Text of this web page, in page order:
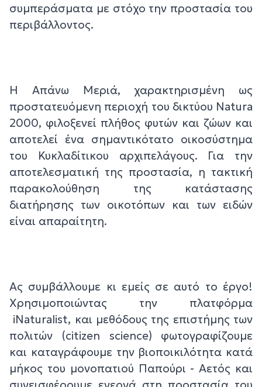
συμπεράσματα με στόχο την προστασία του
περιβάλλοντος.
Η Aπάνω Μεριά, χαρακτηρισμένη ως
προστατευόμενη περιοχή του δικτύου Natura
2000, φιλοξενεί πλήθος φυτών και ζώων και
αποτελεί ένα σημαντικότατο οικοσύστημα
του Κυκλαδίτικου αρχιπελάγους. Για την
αποτελεσματική της προστασία, η τακτική
παρακολούθηση της κατάστασης
διατήρησης των οικοτόπων και των ειδών
είναι απαραίτητη.
Ας συμβάλλουμε κι εμείς σε αυτό το έργο!
Χρησιμοποιώντας την πλατφόρμα
iNaturalist, και μεθόδους της επιστήμης των
πολιτών (citizen science) φωτογραφίζουμε
και καταγράφουμε την βιοποικιλότητα κατά
μήκος του μονοπατιού Παπούρι - Αετός και